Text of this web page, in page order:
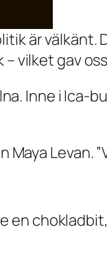
är välkänt.
vilket gav
Inne i Ica-
Levan.
en